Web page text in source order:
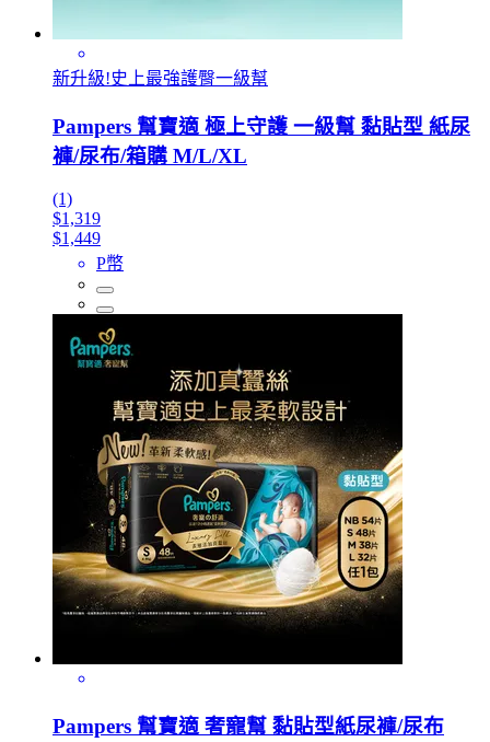
新升級!史上最強護臀一級幫
Pampers 幫寶適 極上守護 一級幫 黏貼型 紙尿
褲/尿布/箱購 M/L/XL
(1)
$1,319
$1,449
P幣
Pampers 幫寶適 奢寵幫 黏貼型紙尿褲/尿布